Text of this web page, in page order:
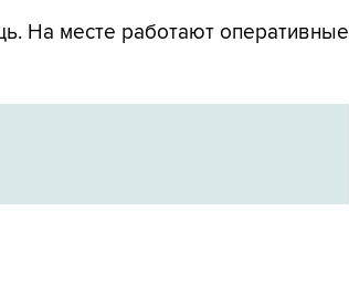
На месте работают оперативные